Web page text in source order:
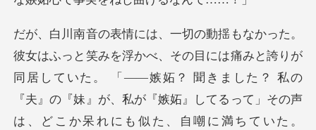
？ 聞きました？ 私の
『夫』の『妹』が、私が『嫉妬』してるって」その声
は、どこか呆れにも似た、自嘲に満ちていた。